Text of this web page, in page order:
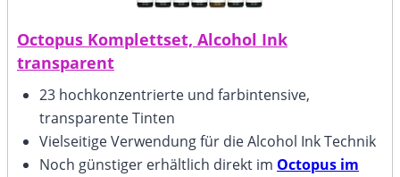
Octopus Komplettset, Alcohol Ink
transparent
23 hochkonzentrierte und farbintensive,
transparente Tinten
Vielseitige Verwendung für die Alcohol Ink Technik
Noch günstiger erhältlich direkt im Octopus im